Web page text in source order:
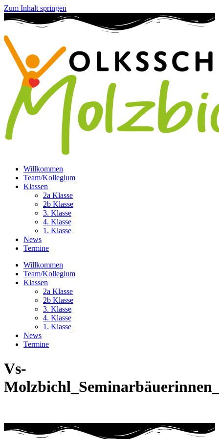
Zum Inhalt springen
Willkommen
Team/Kollegium
Klassen
2a Klasse
2b Klasse
3. Klasse
4. Klasse
1. Klasse
News
Termine
Willkommen
Team/Kollegium
Klassen
2a Klasse
2b Klasse
3. Klasse
4. Klasse
1. Klasse
News
Termine
Vs-